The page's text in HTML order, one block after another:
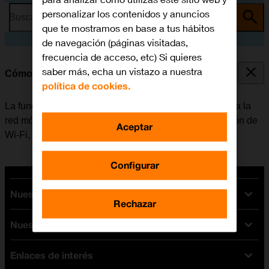
Busca por problema o tema
Cómo conectarse a una red Wi-Fi
La función de Wi-Fi se puede utilizar como alternativa a la
red móvil para conectarse a internet. Al activar la función de
Wi-Fi, el móvil no utiliza datos móviles.
Nuestras tarifas
Tarifas Orange
Tarifas fibra y móvil
Tarifas móviles
Nuestros dispositivos
Ofertas en móviles
Enlaces de interés
personalizar los contenidos y anuncios
que te mostramos en base a tus hábitos
de navegación (páginas visitadas,
frecuencia de acceso, etc) Si quieres
saber más, echa un vistazo a nuestra
política de cookies.
Configurar
Rechazar
Aceptar